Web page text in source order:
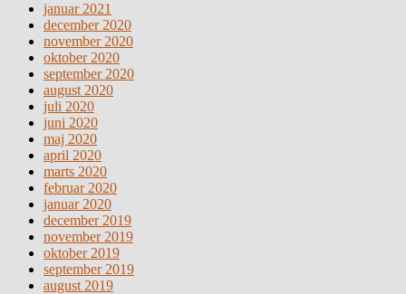
januar 2021
december 2020
november 2020
oktober 2020
september 2020
august 2020
juli 2020
juni 2020
maj 2020
april 2020
marts 2020
februar 2020
januar 2020
december 2019
november 2019
oktober 2019
september 2019
august 2019